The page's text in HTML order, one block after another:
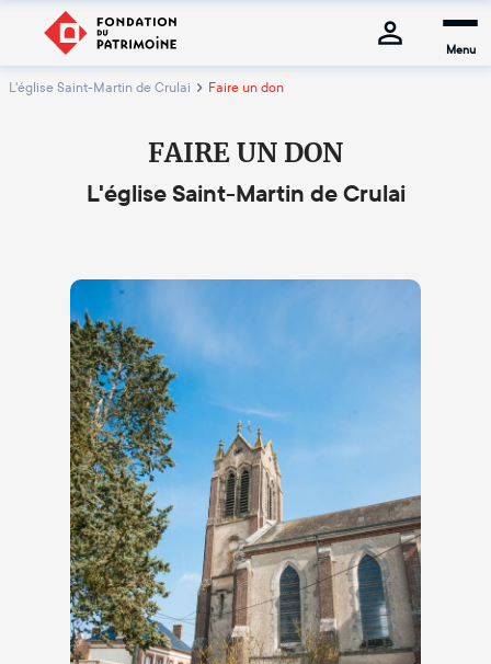
Menu
L'église Saint-Martin de Crulai Faire un don
FAIRE UN DON
L'église Saint-Martin de Crulai